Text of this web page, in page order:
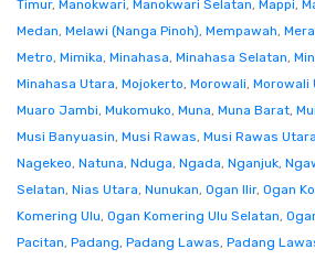
Timur, Manokwari, Manokwari Selatan, Mappi,
Medan, Melawi (Nanga Pinoh), Mempawah,
Metro, Mimika, Minahasa, Minahasa Selatan,
Minahasa Utara, Mojokerto, Morowali, Morowali
Muaro Jambi, Mukomuko, Muna, Muna Barat,
Musi Banyuasin, Musi Rawas, Musi Rawas Utara
Nagekeo, Natuna, Nduga, Ngada, Nganjuk,
Selatan, Nias Utara, Nunukan, Ogan Ilir, Ogan
Komering Ulu, Ogan Komering Ulu Selatan,
Pacitan, Padang, Padang Lawas, Padang